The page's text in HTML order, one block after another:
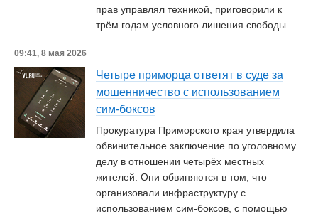
прав управлял техникой, приговорили к
трём годам условного лишения свободы.
09:41, 8 мая 2026
Четыре приморца ответят в суде за
мошенничество с использованием
сим-боксов
Прокуратура Приморского края утвердила
обвинительное заключение по уголовному
делу в отношении четырёх местных
жителей. Они обвиняются в том, что
организовали инфраструктуру с
использованием сим-боксов, с помощью